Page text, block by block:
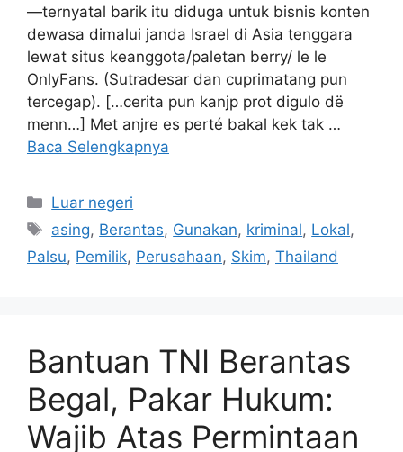
—ternyatal barik itu diduga untuk bisnis konten
dewasa dimalui janda Israel di Asia tenggara
lewat situs keanggota/paletan berry/ le le
OnlyFans. (Sutradesar dan cuprimatang pun
tercegap). […cerita pun kanjp prot digulo dë
menn…] Met anjre es perté bakal kek tak …
Baca Selengkapnya
Kategori
Luar negeri
Tag
asing, Berantas, Gunakan, kriminal, Lokal,
Palsu, Pemilik, Perusahaan, Skim, Thailand
Bantuan TNI Berantas
Begal, Pakar Hukum:
Wajib Atas Permintaan